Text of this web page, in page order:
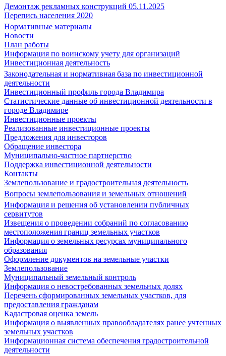
Демонтаж рекламных конструкций 05.11.2025
Перепись населения 2020
Нормативные материалы
Новости
План работы
Информация по воинскому учету для организаций
Инвестиционная деятельность
Законодательная и нормативная база по инвестиционной
деятельности
Инвестиционный профиль города Владимира
Статистические данные об инвестиционной деятельности в
городе Владимире
Инвестиционные проекты
Реализованные инвестиционные проекты
Предложения для инвесторов
Обращение инвестора
Муниципально-частное партнерство
Поддержка инвестиционной деятельности
Контакты
Землепользование и градостроительная деятельность
Вопросы землепользования и земельных отношений
Информация и решения об установлении публичных
сервитутов
Извещения о проведении собраний по согласованию
местоположения границ земельных участков
Информация о земельных ресурсах муниципального
образования
Оформление документов на земельные участки
Землепользование
Муниципальный земельный контроль
Информация о невостребованных земельных долях
Перечень сформированных земельных участков, для
предоставления гражданам
Кадастровая оценка земель
Информация о выявленных правообладателях ранее учтенных
земельных участков
Информационная система обеспечения градостроительной
деятельности